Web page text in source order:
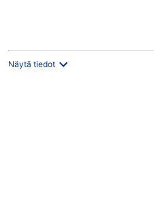
Näytä tiedot